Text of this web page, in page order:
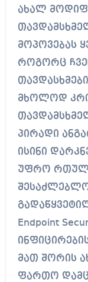
ახალ
მოპოვებას
როგორც
მხოლოდ
პირადი
ისინი
უფრო რთული
Endpoint
მათ შორის
ფართო